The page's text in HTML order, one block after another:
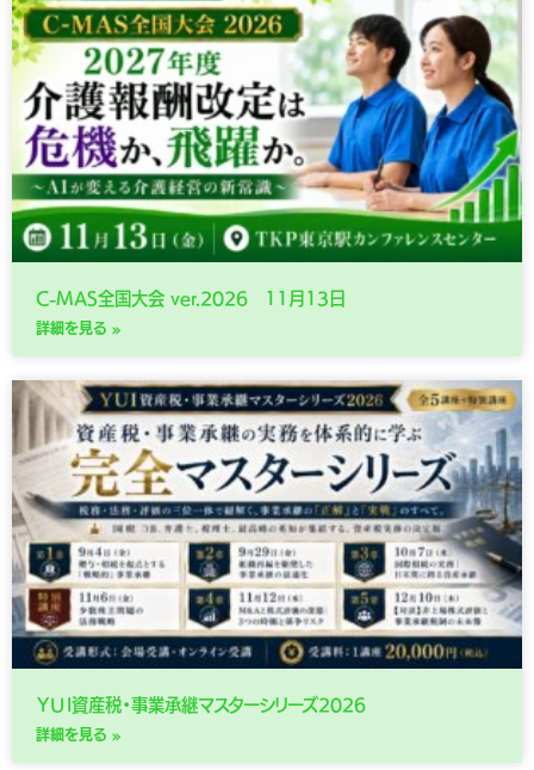
C-MAS全国大会 ver.2026 11月13日
詳細を見る »
ＹＵＩ資産税・事業承継マスターシリーズ2026
詳細を見る »